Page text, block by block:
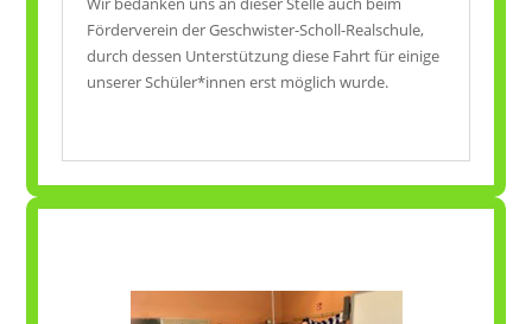
Förderverein der Geschwister-Scholl-Realschule,
durch dessen Unterstützung diese Fahrt für einige
unserer Schüler*innen erst möglich wurde.